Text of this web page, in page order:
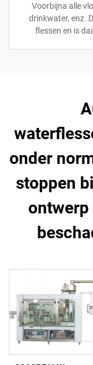
Voorbijna alle
drinkwater, enz.
flessen en is
onder
stoppen